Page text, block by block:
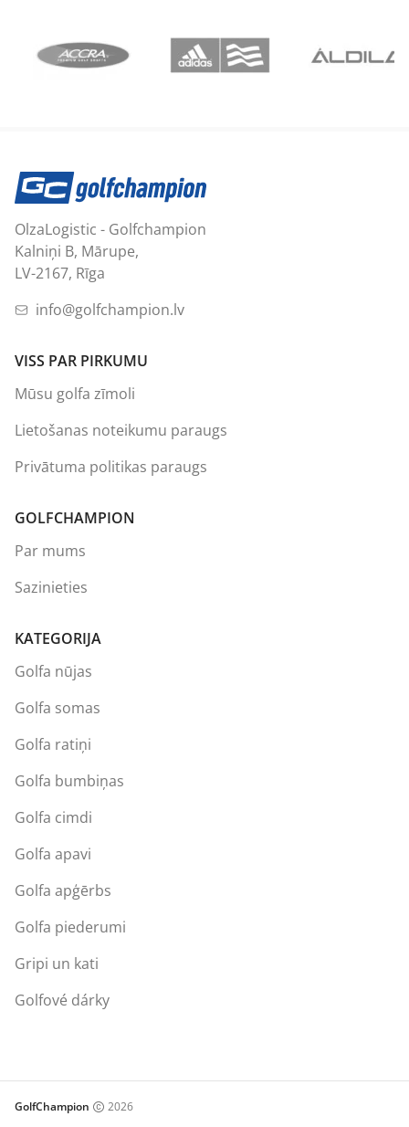
OlzaLogistic - Golfchampion
Kalniņi B, Mārupe,
LV-2167, Rīga
info@golfchampion.lv
VISS PAR PIRKUMU
Mūsu golfa zīmoli
Lietošanas noteikumu paraugs
Privātuma politikas paraugs
GOLFCHAMPION
Par mums
Sazinieties
KATEGORIJA
Golfa nūjas
Golfa somas
Golfa ratiņi
Golfa bumbiņas
Golfa cimdi
Golfa apavi
Golfa apģērbs
Golfa piederumi
Gripi un kati
Golfové dárky
GolfChampion 2026